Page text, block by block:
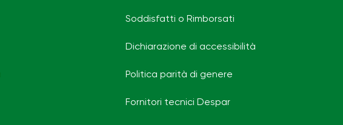
Soddisfatti o Rimborsati
Dichiarazione di accessibilità
Politica parità di genere
Fornitori tecnici Despar